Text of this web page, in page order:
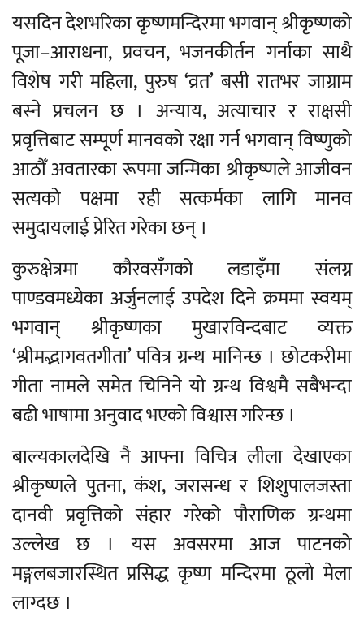
यसदिन देशभरिका कृष्णमन्दिरमा भगवान् श्रीकृष्णको
पूजा–आराधना, प्रवचन, भजनकीर्तन गर्नाका साथै
विशेष गरी महिला, पुरुष ‘व्रत’ बसी रातभर जाग्राम
बस्ने प्रचलन छ । अन्याय, अत्याचार र राक्षसी
प्रवृत्तिबाट सम्पूर्ण मानवको रक्षा गर्न भगवान् विष्णुको
आठौँ अवतारका रूपमा जन्मिका श्रीकृष्णले आजीवन
सत्यको पक्षमा रही सत्कर्मका लागि मानव
समुदायलाई प्रेरित गरेका छन् ।
कुरुक्षेत्रमा कौरवसँगको लडाइँमा संलग्न
पाण्डवमध्येका अर्जुनलाई उपदेश दिने क्रममा स्वयम्
भगवान् श्रीकृष्णका मुखारविन्दबाट व्यक्त
‘श्रीमद्भागवतगीता’ पवित्र ग्रन्थ मानिन्छ । छोटकरीमा
गीता नामले समेत चिनिने यो ग्रन्थ विश्वमै सबैभन्दा
बढी भाषामा अनुवाद भएको विश्वास गरिन्छ ।
बाल्यकालदेखि नै आफ्ना विचित्र लीला देखाएका
श्रीकृष्णले पुतना, कंश, जरासन्ध र शिशुपालजस्ता
दानवी प्रवृत्तिको संहार गरेको पौराणिक ग्रन्थमा
उल्लेख छ । यस अवसरमा आज पाटनको
मङ्गलबजारस्थित प्रसिद्ध कृष्ण मन्दिरमा ठूलो मेला
लाग्दछ ।